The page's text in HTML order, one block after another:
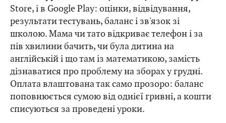
Store, і в Google Play: оцінки, відвідування,
результати тестувань, баланс і зв'язок зі
школою. Мама чи тато відкриває телефон і за
пів хвилини бачить, чи була дитина на
англійській і що там із математикою, замість
дізнаватися про проблему на зборах у грудні.
Оплата влаштована так само прозоро: баланс
поповнюється сумою від однієї гривні, а кошти
списуються за проведені уроки.